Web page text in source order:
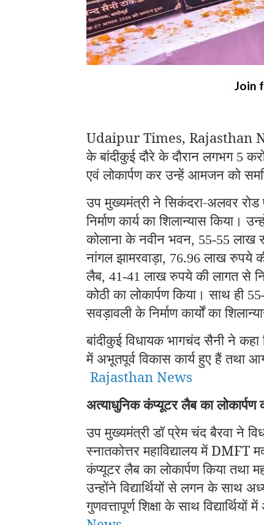
Join
Udaipur Times, Rajasthan
के बांदीकुई दौरे के दौरान लगभग 5
एवं लोकार्पण कर उन्हें आमजन को
उप मुख्यमंत्री ने सिकंदरा-अलवर
निर्माण कार्य का शिलान्यास किया।
कोलाना के नवीन भवन, 55-55लाख
नांगल झामरवाड़ा, 76.96लाख रुपये
लैब, 41-41लाख रुपये की लागत से
कोठी का लोकार्पण किया। साथ ही
सवड़ावली के निर्माण कार्यों का
बांदीकुई विधायक भागचंद सैनी ने कहा
में अभूतपूर्व विकास कार्य हुए हैं तथा
Rajasthan News
अत्याधुनिक कंप्यूटर लैब का लोकार्पण
उप मुख्यमंत्री डॉ प्रेम चंद बैरवा ने
स्नातकोत्तर महाविद्यालय में DMFT
कंप्यूटर लैब का लोकार्पण किया तथा
उन्होंने विद्यार्थियों से लगन के साथ
गुणवत्तापूर्ण शिक्षा के साथ